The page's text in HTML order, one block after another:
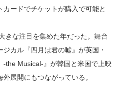
ードでチケットが購入で可能と
な注目を集めた年だった。舞台
ジカル『四月は君の嘘』が英国・
-the Musical-』が韓国と米国で上映
展開にもつながっている。